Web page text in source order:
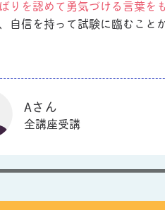
りを認めて勇気づける言葉を
自信を持って試験に臨むこと
Aさん
全講座受講